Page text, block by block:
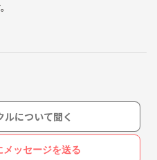
ルについて聞く
ッセージを送る